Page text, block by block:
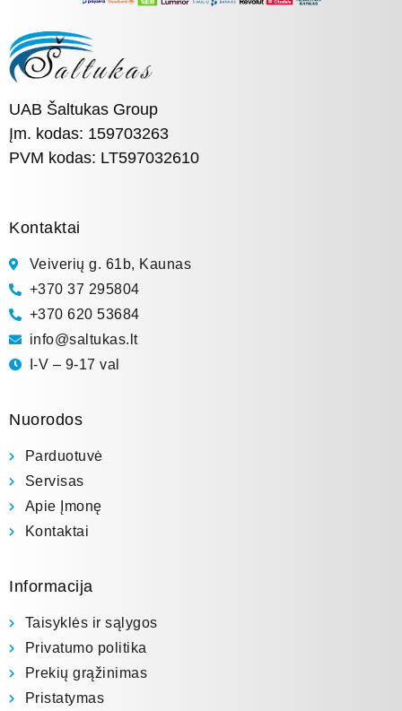
UAB Šaltukas Group
Įm. kodas: 159703263
PVM kodas: LT597032610
Kontaktai
Veiverių g. 61b, Kaunas
+370 37 295804
+370 620 53684
info@saltukas.lt
I-V – 9-17 val
Nuorodos
Parduotuvė
Servisas
Apie Įmonę
Kontaktai
Informacija
Taisyklės ir sąlygos
Privatumo politika
Prekių grąžinimas
Pristatymas